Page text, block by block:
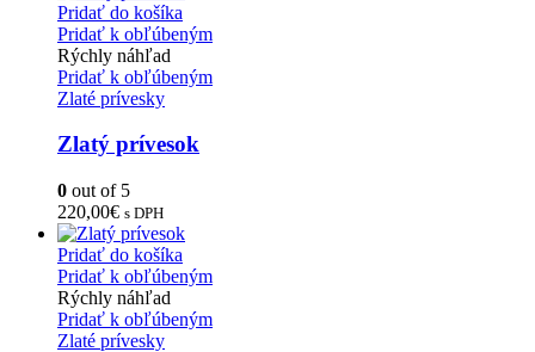
Pridať do košíka
Pridať k obľúbeným
Rýchly náhľad
Pridať k obľúbeným
Zlaté prívesky
Zlatý prívesok
0 out of 5
220,00€ s DPH
Pridať do košíka
Pridať k obľúbeným
Rýchly náhľad
Pridať k obľúbeným
Zlaté prívesky